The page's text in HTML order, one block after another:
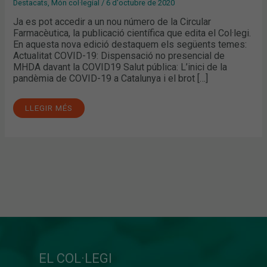
Destacats Món col·legial / 6 d'octubre de 2020
Ja es pot accedir a un nou número de la Circular
Farmacèutica, la publicació científica que edita el Col·legi.
En aquesta nova edició destaquem els següents temes:
Actualitat COVID-19: Dispensació no presencial de
MHDA davant la COVID19 Salut pública: L’inici de la
pandèmia de COVID-19 a Catalunya i el brot […]
LLEGIR MÉS
EL COL·LEGI